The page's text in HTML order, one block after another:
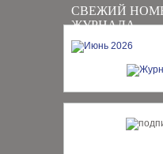
СВЕЖИЙ
ЖУРНАЛА